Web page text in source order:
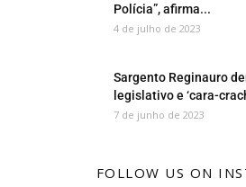
Polícia”, afirma...
4 de julho de 2023
Sargento Reginauro
legislativo e ‘cara-
7 de junho de 2023
FOLLOW US ON